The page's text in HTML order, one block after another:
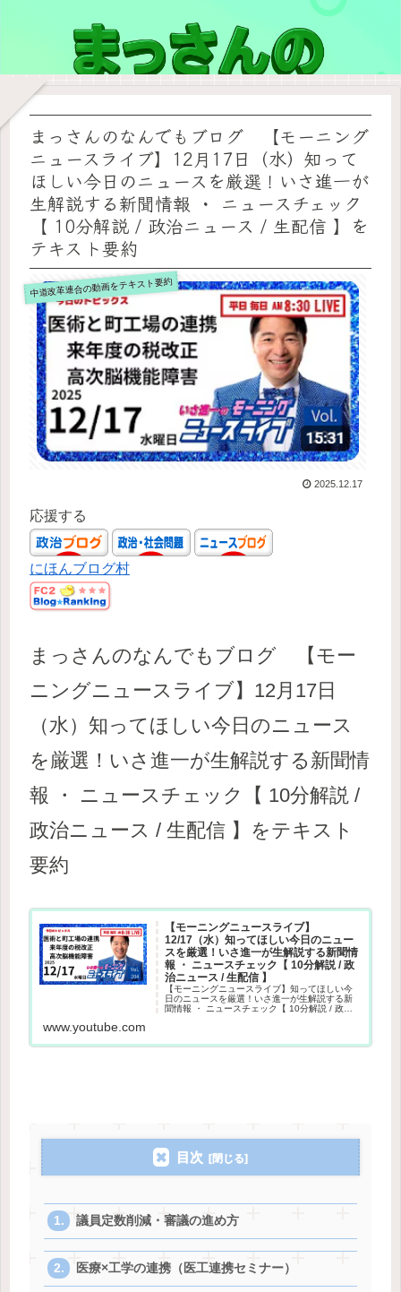
まっさんのなんでもブログ 【モーニング
ニュースライブ】12月17日（水）知って
ほしい今日のニュースを厳選！いさ進一が
生解説する新聞情報 ・ ニュースチェック
【 10分解説 / 政治ニュース / 生配信 】を
テキスト要約
中道改革連合の動画をテキスト要約
2025.12.17
応援する
にほんブログ村
まっさんのなんでもブログ 【モー
ニングニュースライブ】12月17日
（水）知ってほしい今日のニュース
を厳選！いさ進一が生解説する新聞情
報 ・ ニュースチェック【 10分解説 /
政治ニュース / 生配信 】をテキスト
要約
【モーニングニュースライブ】
12/17（水）知ってほしい今日のニュー
スを厳選！いさ進一が生解説する新聞情
報 ・ ニュースチェック【 10分解説 / 政
治ニュース / 生配信 】
【モーニングニュースライブ】知ってほしい今
日のニュースを厳選！いさ進一が生解説する新
聞情報 ・ ニュースチェック【 10分解説 / 政治
www.youtube.com
目次
議員定数削減・審議の進め方
医療×工学の連携（医工連携セミナー）